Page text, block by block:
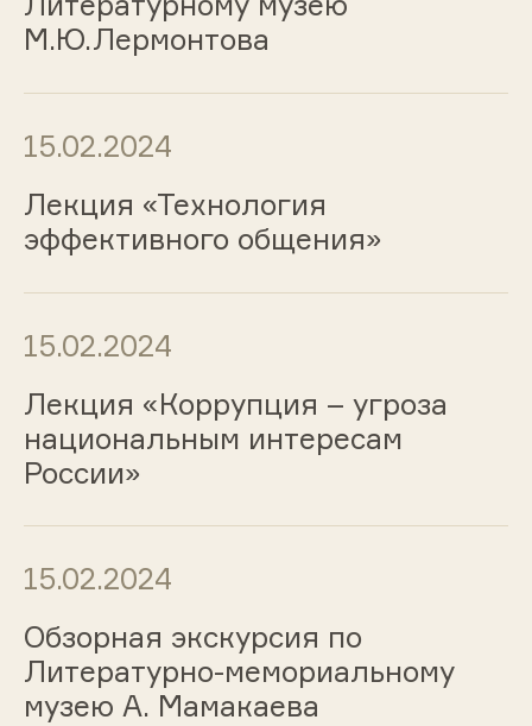
М.Ю.Лермонтова
15.02.2024
Лекция «Технология
эффективного общения»
15.02.2024
Лекция «Коррупция – угроза
национальным интересам
России»
15.02.2024
Обзорная экскурсия по
Литературно-мемориальному
музею А. Мамакаева